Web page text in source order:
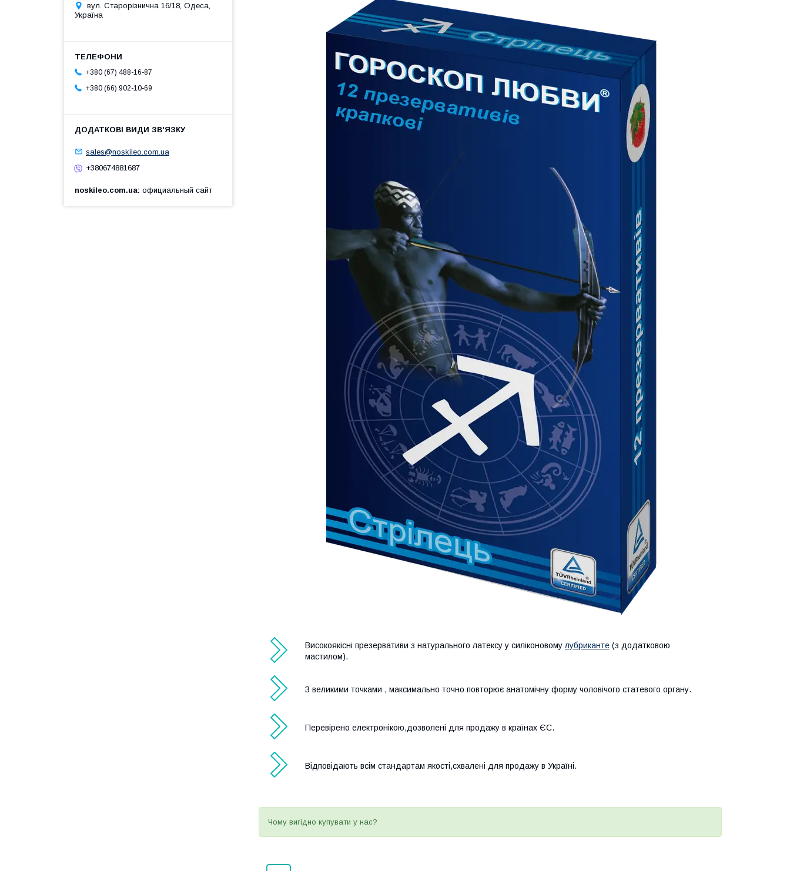
Високоякісні презервативи з натурального латексу у силіконовомулубриканте (з додатковою
мастилом).
З великими точками , максимально точно повторює анатомічну форму чоловічого статевого органу.
Перевірено електронікою,дозволені для продажу в країнах ЄС.
Відповідають всім стандартам якості,схвалені для продажу в Україні.
Чому вигідно купувати у нас?
вул. Старорізнична 16/18, Одеса,
Україна
+380 (67) 488-16-87
+380 (66) 902-10-69
sales@noskileo.com.ua
+380674881687
noskileo.com.ua официальный сайт